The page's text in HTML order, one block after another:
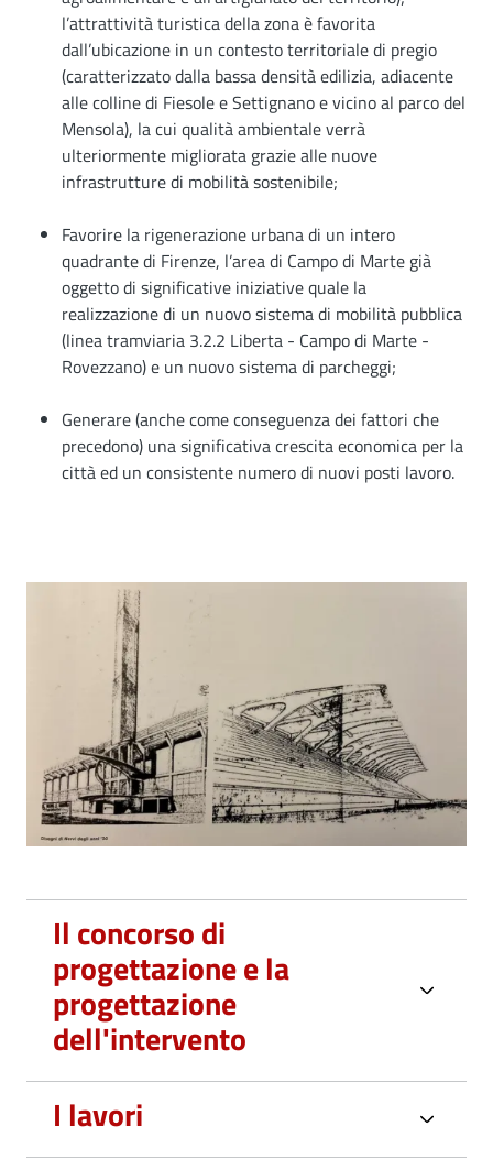
l’attrattività turistica della zona è favorita
dall’ubicazione in un contesto territoriale di pregio
(caratterizzato dalla bassa densità edilizia, adiacente
alle colline di Fiesole e Settignano e vicino al parco del
Mensola), la cui qualità ambientale verrà
ulteriormente migliorata grazie alle nuove
infrastrutture di mobilità sostenibile;
Favorire la rigenerazione urbana di un intero
quadrante di Firenze, l’area di Campo di Marte già
oggetto di significative iniziative quale la
realizzazione di un nuovo sistema di mobilità pubblica
(linea tramviaria 3.2.2 Liberta - Campo di Marte -
Rovezzano) e un nuovo sistema di parcheggi;
Generare (anche come conseguenza dei fattori che
precedono) una significativa crescita economica per la
città ed un consistente numero di nuovi posti lavoro.
Il concorso di
progettazione e la
progettazione
dell'intervento
I lavori